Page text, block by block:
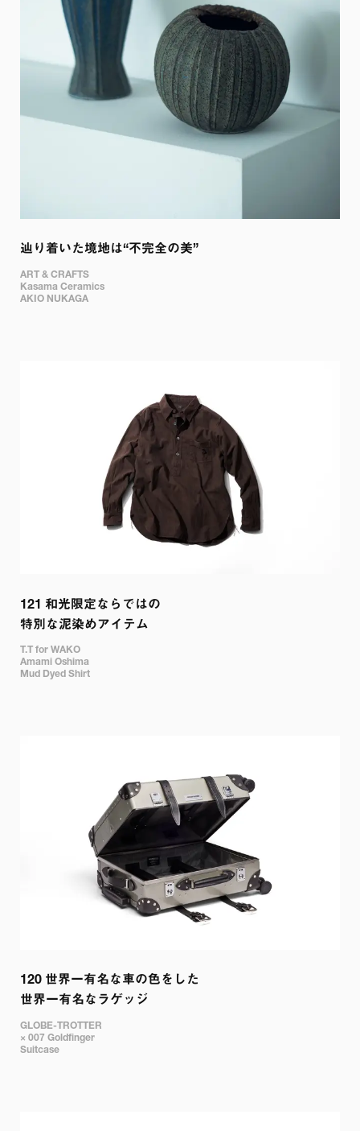
辿り着いた境地は“不完全の美”
ART & CRAFTS
Kasama Ceramics
AKIO NUKAGA
121 和光限定ならではの
特別な泥染めアイテム
T.T for WAKO
Amami Oshima
Mud Dyed Shirt
120 世界一有名な車の色をした
世界一有名なラゲッジ
GLOBE-TROTTER
× 007 Goldfinger
Suitcase